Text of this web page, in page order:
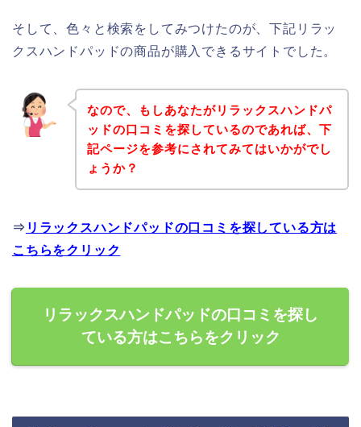
そして、色々と検索をしてみつけたのが、下記リラッ
クスハンドパッドの商品が購入できるサイトでした。
なので、もしあなたがリラックスハンドパ
ッドの口コミを探しているのであれば、下
記ページを参考にされてみてはいかがでし
ょうか？
⇒ リラックスハンドパッドの口コミを探している方は
こちらをクリック
リラックスハンドパッドの口コミを探し
ている方はこちらをクリック